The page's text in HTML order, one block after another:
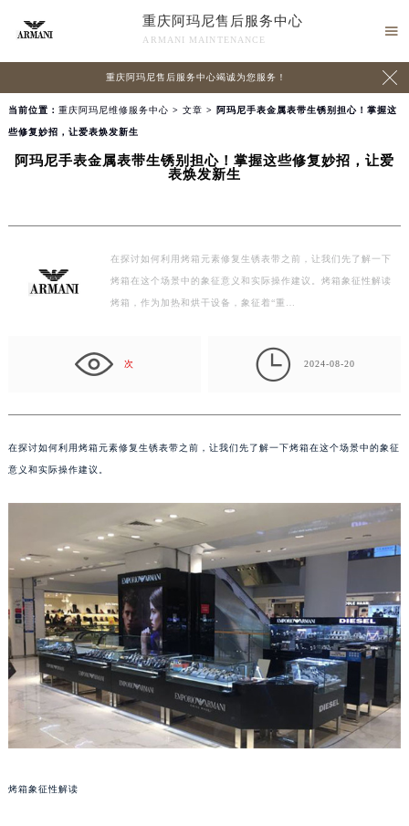
重庆阿玛尼售后服务中心
ARMANI MAINTENANCE

重庆阿玛尼售后服务中心竭诚为您服务！ 
当前位置： 重庆阿玛尼维修服务中心 > 文章 > 阿玛尼手表金属表带生锈别担心！掌握这
些修复妙招，让爱表焕发新生
阿玛尼手表金属表带生锈别担心！掌握这些修复妙招，让爱
表焕发新生
在探讨如何利用烤箱元素修复生锈表带之前，让我们先了解一下
烤箱在这个场景中的象征意义和实际操作建议。烤箱象征性解读
烤箱，作为加热和烘干设备，象征着“重…
次  2024-08-20
在探讨如何利用烤箱元素修复生锈表带之前，让我们先了解一下烤箱在这个场景中的象征
意义和实际操作建议。
烤箱象征性解读